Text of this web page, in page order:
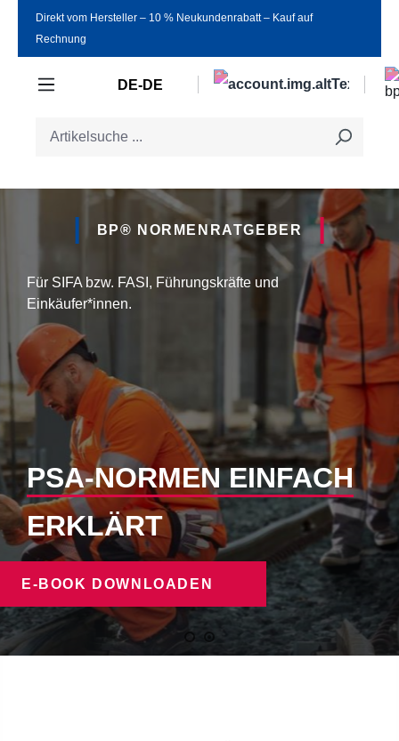
Zum Hauptinhalt springen
Direkt vom Hersteller ‒ 10 % Neukundenrabatt ‒ Kauf auf
Rechnung
DE-DE
BP® HI-VIS STRETCH
WARNSCHUTZKLEIDUNG
FÜR BAHN- UND
VERKEHRSBETRIEBE
ANGEBOT EINHOLEN